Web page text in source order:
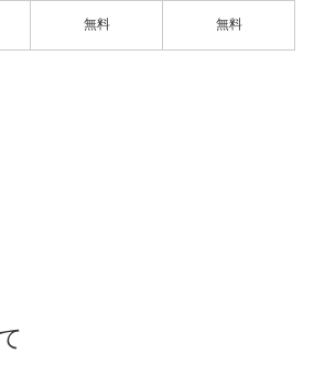
無料 無料